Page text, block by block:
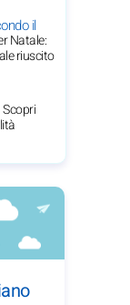
il
Natale:
riuscito
Scopri